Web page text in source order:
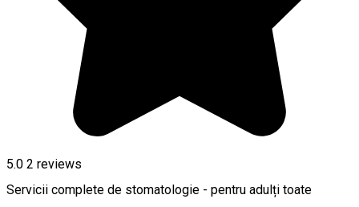
5.0 2 reviews
Servicii complete de stomatologie - pentru adulți toate